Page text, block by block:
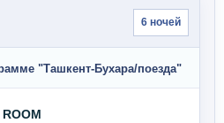
6 ночей
"Ташкент-Бухара/поезда"